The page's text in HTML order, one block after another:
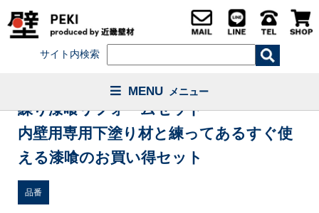
サイト内検索
MENU メニュー
練り漆喰リフォームセット
内壁用専用下塗り材と練ってあるすぐ使
える漆喰のお買い得セット
品番